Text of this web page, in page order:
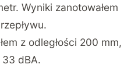
Wyniki zanotowałem
z odległości 200 mm,
33 dBA.